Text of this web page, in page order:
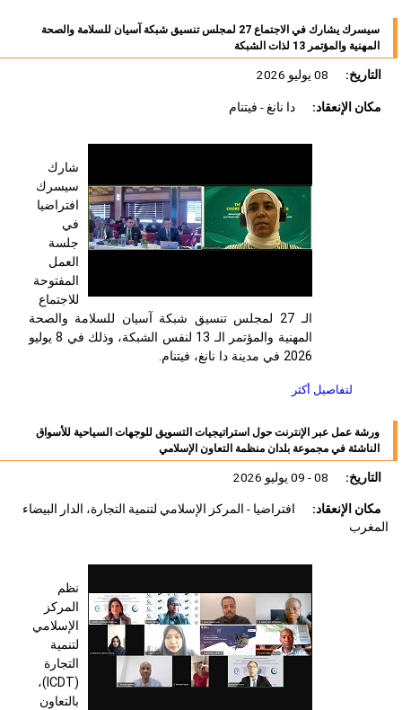
سيسرك يشارك في الاجتماع 27 لمجلس تنسيق شبكة آسيان للسلامة والصحة
المهنية والمؤتمر 13 لذات الشبكة
التاريخ:
مكان الإنعقاد:
دا نانغ - فيتنام
شارك
سيسرك
افتراضيا
في
جلسة
العمل
المفتوحة
للاجتماع
الـ 27 لمجلس تنسيق شبكة آسيان للسلامة والصحة
المهنية والمؤتمر الـ 13 لنفس الشبكة، وذلك في 8 يوليو
2026 في مدينة دا نانغ، فيتنام.
لتفاصيل أكثر
ورشة عمل عبر الإنترنت حول استراتيجيات التسويق للوجهات السياحية للأسواق
الناشئة في مجموعة بلدان منظمة التعاون الإسلامي
التاريخ:
مكان الإنعقاد:
افتراضيا - المركز الإسلامي لتنمية التجارة، الدار البيضاء
المغرب
نظم
المركز
الإسلامي
لتنمية
التجارة
ICDT)،
بالتعاون